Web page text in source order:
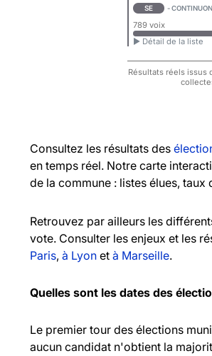
SE
-
789 voix
► Détail de la liste
Résultats réels issus
Consultez les résultats des
en temps réel. Notre carte
de la commune : listes élues,
Retrouvez par ailleurs les
vote. Consulter les enjeux et les
Paris, à Lyon et à Marseille.
Quelles sont les dates des
Le premier tour des élections
aucun candidat n'obtient la